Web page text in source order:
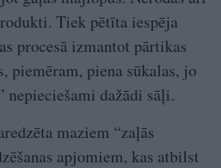
Tiek pētīta iespēja
procesā izmantot pārtikas
piemēram, piena sūkalas, jo
nepieciešami dažādi sāļi.
maziem “zaļās
apjomiem, kas atbilst